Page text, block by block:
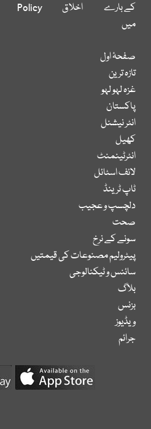
کے بارے
میں
اخلاق
Policy
صفحۂ اول
تازہ ترین
غزہ لہو لہو
پاکستان
انٹر نیشنل
کھیل
انٹرٹینمنٹ
لائف اسٹائل
ٹاپ ٹرینڈ
دلچسپ و عجیب
صحت
سونے کے نرخ
پیٹرولیم مصنوعات کی قیمتیں
سائنس و ٹیکنالوجی
بلاگ
بزنس
ویڈیوز
جرائم